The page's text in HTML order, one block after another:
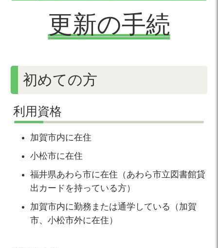
更新の手続
初めての方
利用資格
加賀市内に在住
小松市に在住
福井県あわら市に在住（あわら市立図書館貸
出カードを持っている方）
加賀市内に勤務または通学している（加賀
市、小松市外に在住）